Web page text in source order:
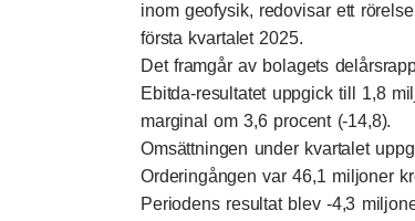
inom geofysik, redovisar ett
första kvartalet 2025.
Det framgår av bolagets
Ebitda-resultatet uppgick till 1,8
marginal om 3,6 procent (-14,8).
Omsättningen under kvartalet
Orderingången var 46,1 miljoner
Periodens resultat blev -4,3